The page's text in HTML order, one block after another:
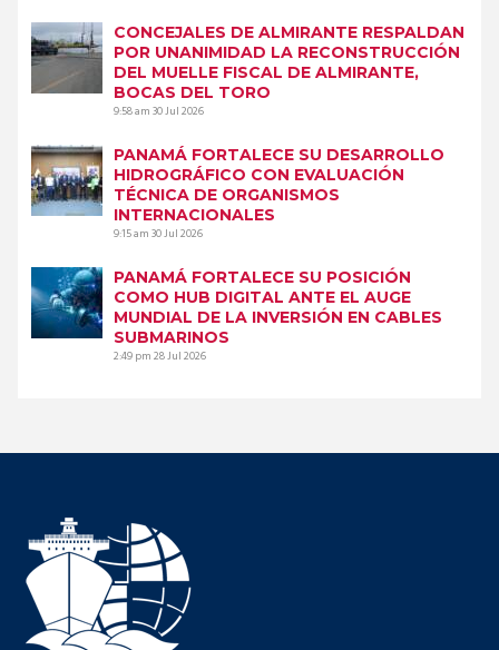
CONCEJALES DE ALMIRANTE RESPALDAN
POR UNANIMIDAD LA RECONSTRUCCIÓN
DEL MUELLE FISCAL DE ALMIRANTE,
BOCAS DEL TORO
9:58 am30 Jul 2026
PANAMÁ FORTALECE SU DESARROLLO
HIDROGRÁFICO CON EVALUACIÓN
TÉCNICA DE ORGANISMOS
INTERNACIONALES
9:15 am30 Jul 2026
PANAMÁ FORTALECE SU POSICIÓN
COMO HUB DIGITAL ANTE EL AUGE
MUNDIAL DE LA INVERSIÓN EN CABLES
SUBMARINOS
2:49 pm28 Jul 2026